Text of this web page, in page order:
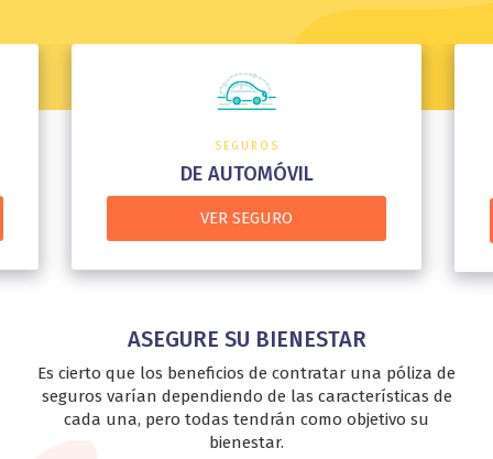
SEGUROS
DE AUTOMÓVIL
VER SEGURO
ASEGURE SU BIENESTAR
Es cierto que los beneficios de contratar una póliza de
seguros varían dependiendo de las características de
cada una, pero todas tendrán como objetivo su
bienestar.